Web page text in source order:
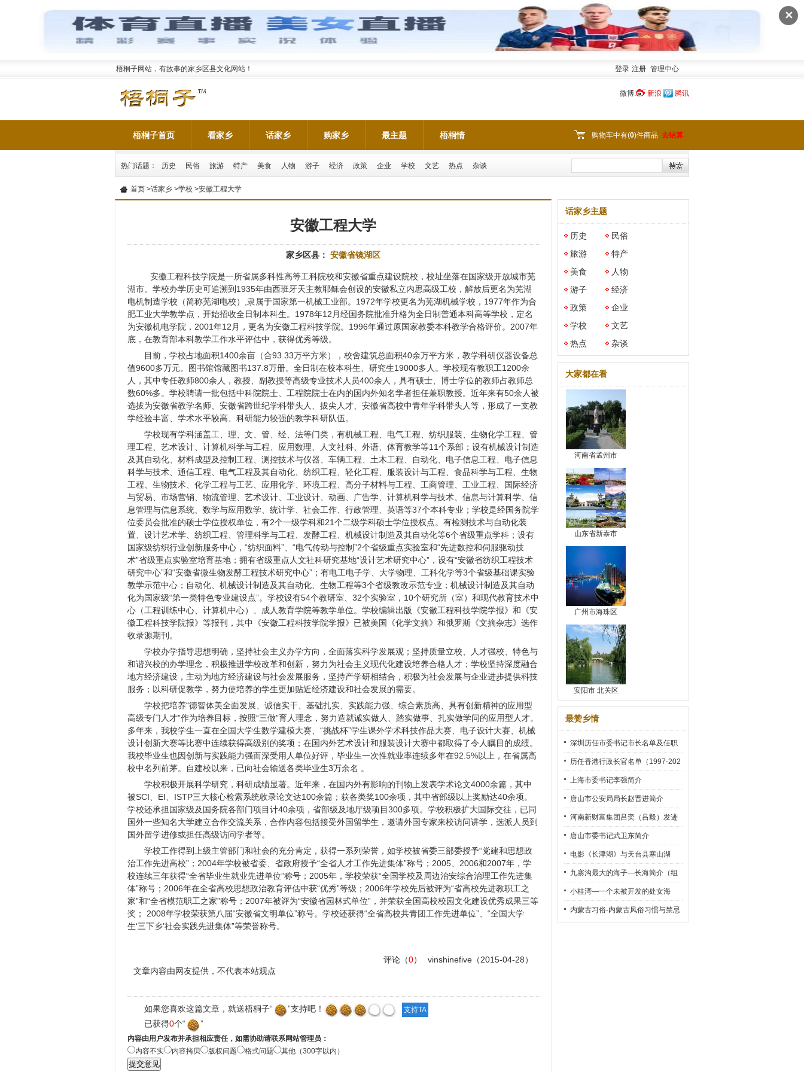
✕
梧桐子网站，有故事的家乡区县文化网站！ 登录 注册 管理中心
微博: 新浪 腾讯
梧桐子首页 看家乡 话家乡 购家乡 最主题 梧桐情 购物车中有(0)件商品 去结算
热门话题： 历史 民俗 旅游 特产 美食 人物 游子 经济 政策 企业 学校 文艺 热点 杂谈
首页 >话家乡 >学校 >安徽工程大学
安徽工程大学
家乡区县： 安徽省镜湖区
安徽工程科技学院是一所省属多科性高等工科院校和安徽省重点建设院校，校址坐落在国家级开放城市芜
湖市。学校办学历史可追溯到1935年由西班牙天主教耶稣会创设的安徽私立内思高级工校，解放后更名为芜湖
电机制造学校（简称芜湖电校）,隶属于国家第一机械工业部。1972年学校更名为芜湖机械学校，1977年作为合
肥工业大学教学点，开始招收全日制本科生。1978年12月经国务院批准升格为全日制普通本科高等学校，定名
为安徽机电学院，2001年12月，更名为安徽工程科技学院。1996年通过原国家教委本科教学合格评价。2007年
底，在教育部本科教学工作水平评估中，获得优秀等级。
目前，学校占地面积1400余亩（合93.33万平方米），校舍建筑总面积40余万平方米，教学科研仪器设备总
值9600多万元。图书馆馆藏图书137.8万册。全日制在校本科生、研究生19000多人。学校现有教职工1200余
人，其中专任教师800余人，教授、副教授等高级专业技术人员400余人，具有硕士、博士学位的教师占教师总
数60%多。学校聘请一批包括中科院院士、工程院院士在内的国内外知名学者担任兼职教授。近年来有50余人被
选拔为安徽省教学名师、安徽省跨世纪学科带头人、拔尖人才、安徽省高校中青年学科带头人等，形成了一支教
学经验丰富、学术水平较高、科研能力较强的教学科研队伍。
学校现有学科涵盖工、理、文、管、经、法等门类，有机械工程、电气工程、纺织服装、生物化学工程、管
理工程、艺术设计、计算机科学与工程、应用数理、人文社科、外语、体育教学等11个系部；设有机械设计制造
及其自动化、材料成型及控制工程、测控技术与仪器、车辆工程、土木工程、自动化、电子信息工程、电子信息
科学与技术、通信工程、电气工程及其自动化、纺织工程、轻化工程、服装设计与工程、食品科学与工程、生物
工程、生物技术、化学工程与工艺、应用化学、环境工程、高分子材料与工程、工商管理、工业工程、国际经济
与贸易、市场营销、物流管理、艺术设计、工业设计、动画、广告学、计算机科学与技术、信息与计算科学、信
息管理与信息系统、数学与应用数学、统计学、社会工作、行政管理、英语等37个本科专业；学校是经国务院学
位委员会批准的硕士学位授权单位，有2个一级学科和21个二级学科硕士学位授权点。有检测技术与自动化装
置、设计艺术学、纺织工程、管理科学与工程、发酵工程、机械设计制造及其自动化等6个省级重点学科；设有
国家级纺织行业创新服务中心，“纺织面料”、“电气传动与控制”2个省级重点实验室和“先进数控和伺服驱动技
术”省级重点实验室培育基地；拥有省级重点人文社科研究基地“设计艺术研究中心”，设有“安徽省纺织工程技术
研究中心”和“安徽省微生物发酵工程技术研究中心”；有电工电子学、大学物理、工科化学等3个省级基础课实验
教学示范中心；自动化、机械设计制造及其自动化、生物工程等3个省级教改示范专业；机械设计制造及其自动
化为国家级“第一类特色专业建设点”。学校设有54个教研室、32个实验室，10个研究所（室）和现代教育技术中
心（工程训练中心、计算机中心）、成人教育学院等教学单位。学校编辑出版《安徽工程科技学院学报》和《安
徽工程科技学院报》等报刊，其中《安徽工程科技学院学报》已被美国《化学文摘》和俄罗斯《文摘杂志》选作
收录源期刊。
学校办学指导思想明确，坚持社会主义办学方向，全面落实科学发展观；坚持质量立校、人才强校、特色与
和谐兴校的办学理念，积极推进学校改革和创新，努力为社会主义现代化建设培养合格人才；学校坚持深度融合
地方经济建设，主动为地方经济建设与社会发展服务，坚持产学研相结合，积极为社会发展与企业进步提供科技
服务；以科研促教学，努力使培养的学生更加贴近经济建设和社会发展的需要。
学校把培养“德智体美全面发展、诚信实干、基础扎实、实践能力强、综合素质高、具有创新精神的应用型
高级专门人才”作为培养目标，按照“三做”育人理念，努力造就诚实做人、踏实做事、扎实做学问的应用型人才。
多年来，我校学生一直在全国大学生数学建模大赛、“挑战杯”学生课外学术科技作品大赛、电子设计大赛、机械
设计创新大赛等比赛中连续获得高级别的奖项；在国内外艺术设计和服装设计大赛中都取得了令人瞩目的成绩。
我校毕业生也因创新与实践能力强而深受用人单位好评，毕业生一次性就业率连续多年在92.5%以上，在省属高
校中名列前茅。自建校以来，已向社会输送各类毕业生3万余名 。
学校积极开展科学研究，科研成绩显著。近年来，在国内外有影响的刊物上发表学术论文4000余篇，其中
被SCI、EI、ISTP三大核心检索系统收录论文达100余篇；获各类奖100余项，其中省部级以上奖励达40余项。
学校还承担国家级及国务院各部门项目计40余项，省部级及地厅级项目300多项。学校积极扩大国际交往，已同
国外一些知名大学建立合作交流关系，合作内容包括接受外国留学生，邀请外国专家来校访问讲学，选派人员到
国外留学进修或担任高级访问学者等。
学校工作得到上级主管部门和社会的充分肯定，获得一系列荣誉，如学校被省委三部委授予“党建和思想政
治工作先进高校”；2004年学校被省委、省政府授予“全省人才工作先进集体”称号；2005、2006和2007年，学
校连续三年获得“全省毕业生就业先进单位”称号；2005年，学校荣获“全国学校及周边治安综合治理工作先进集
体”称号；2006年在全省高校思想政治教育评估中获“优秀”等级；2006年学校先后被评为“省高校先进教职工之
家”和“全省模范职工之家”称号；2007年被评为“安徽省园林式单位”，并荣获全国高校校园文化建设优秀成果三等
奖； 2008年学校荣获第八届“安徽省文明单位”称号。学校还获得“全省高校共青团工作先进单位”、“全国大学
生‘三下乡’社会实践先进集体”等荣誉称号。
vinshinefive （2015-04-28）
评论（0）
文章内容由网友提供，不代表本站观点
如果您喜欢这篇文章，就送梧桐子“
”支持吧！
已获得0个“ ”
内容由用户发布并承担相应责任，如需协助请联系网站管理员：
内容不实
内容拷贝 版权问题 格式问题 其他（300字以内）
话家乡主题
历史
民俗
旅游
特产
美食
人物
游子
经济
政策
企业
学校
文艺
热点
杂谈
大家都在看
河南省孟州市
山东省新泰市
广州市海珠区
安阳市 北关区
最赞乡情
深圳历任市委书记市长名单及任职
时间
历任香港行政长官名单（1997-202
2）
上海市委书记李强简介
唐山市公安局局长赵晋进简介
河南新财富集团吕奕（吕毅）发迹
史
唐山市委书记武卫东简介
电影《长津湖》与天台县寒山湖
九寨沟最大的海子—长海简介（组
图）
小桂湾—一个未被开发的处女海
内蒙古习俗-内蒙古风俗习惯与禁忌